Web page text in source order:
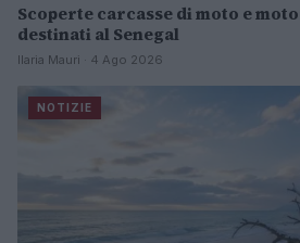
Scoperte carcasse di moto e
destinati al Senegal
Ilaria Mauri · 4 Ago 2026
NOTIZIE